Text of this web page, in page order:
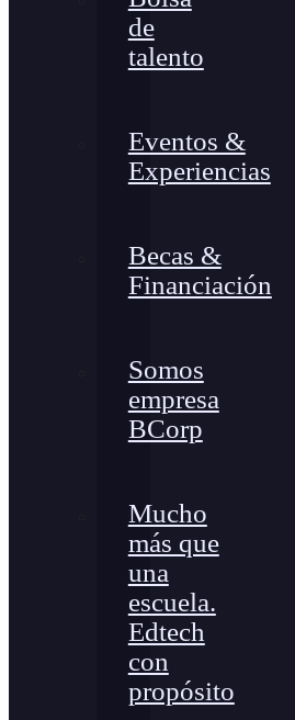
de
talento
Eventos &
Experiencias
Becas &
Financiación
Somos
empresa
BCorp
Mucho
más que
una
escuela.
Edtech
con
propósito